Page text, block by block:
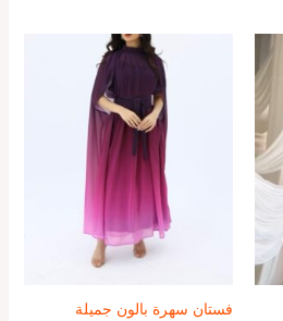
فستان سهرة بالون جميلة